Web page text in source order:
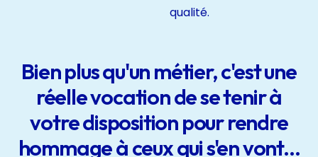
qualité.
Bien plus qu'un métier, c'est une
réelle vocation de se tenir à
votre disposition pour rendre
hommage à ceux qui s'en vont...